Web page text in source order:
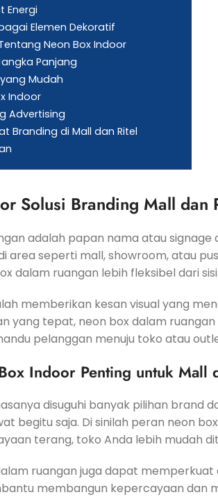
Energi
Elemen Dekoratif
Neon Box Indoor
Panjang
Mudah
Indoor
Advertising
Branding di Mall dan Ritel
Solusi Branding Mall dan
adalah papan nama atau
area seperti mall, showroom, atau
dalam ruangan lebih fleksibel dari
memberikan kesan visual yang
yang tepat, neon box dalam
pelanggan menuju toko atau
Indoor Penting untuk Mall
disuguhi banyak pilihan brand
begitu saja. Di sinilah peran neon
terang, toko Anda lebih mudah
ruangan juga dapat
membangun kepercayaan dan